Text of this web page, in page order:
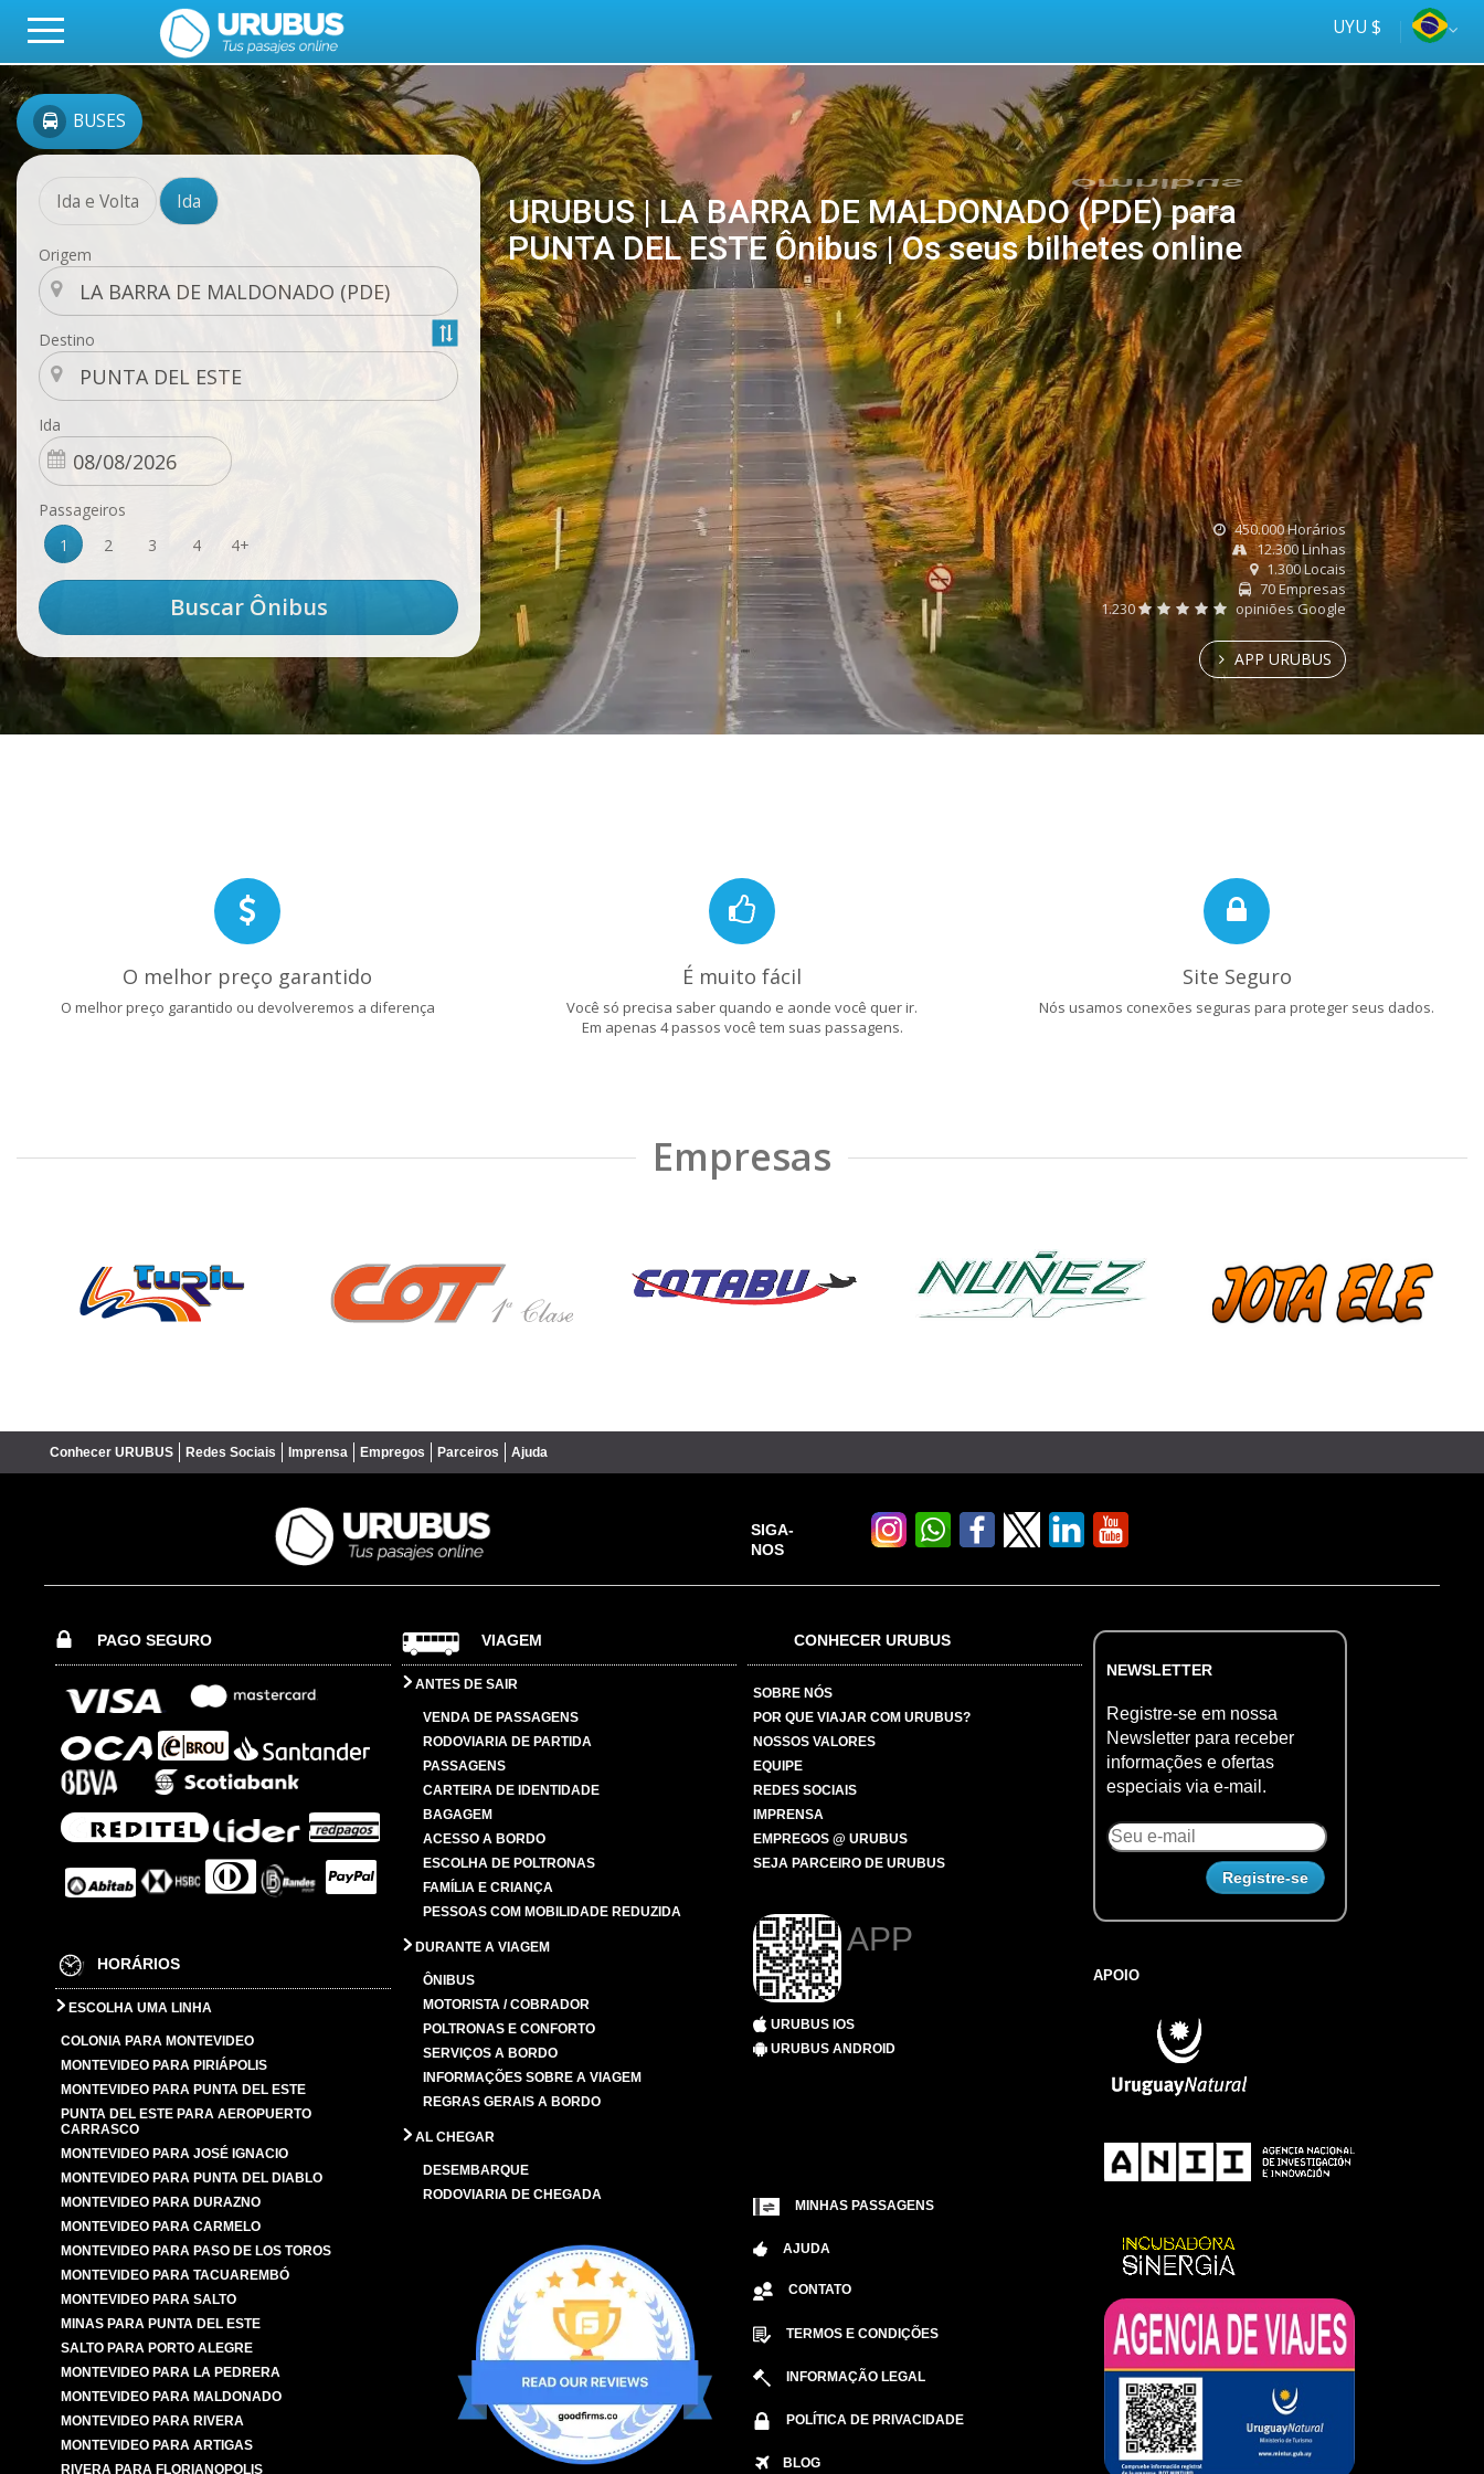
UYU $
BUSES
Ida e Volta Ida
Origem
Destino
Ida
Passageiros
1
2 3 4 4+
URUBUS | LA BARRA DE MALDONADO (PDE) para
PUNTA DEL ESTE Ônibus | Os seus bilhetes online
online
Tus
ómnibus
450.000 Horários
12.300 Linhas
1.300 Locais
70 Empresas
1.230
opiniões Google
APP URUBUS
O melhor preço garantido
O melhor preço garantido ou devolveremos a diferença
É muito fácil
Você só precisa saber quando e aonde você quer ir.
Em apenas 4 passos você tem suas passagens.
Site Seguro
Nós usamos conexões seguras para proteger seus dados.
Empresas
Conhecer URUBUS Redes Sociais Imprensa Empregos Parceiros Ajuda
SIGA-
NOS
PAGO SEGURO
HORÁRIOS
ESCOLHA UMA LINHA
COLONIA PARA MONTEVIDEO
MONTEVIDEO PARA PIRIÁPOLIS
MONTEVIDEO PARA PUNTA DEL ESTE
PUNTA DEL ESTE PARA AEROPUERTO
CARRASCO
MONTEVIDEO PARA JOSÉ IGNACIO
MONTEVIDEO PARA PUNTA DEL DIABLO
MONTEVIDEO PARA DURAZNO
MONTEVIDEO PARA CARMELO
MONTEVIDEO PARA PASO DE LOS TOROS
MONTEVIDEO PARA TACUAREMBÓ
MONTEVIDEO PARA SALTO
MINAS PARA PUNTA DEL ESTE
SALTO PARA PORTO ALEGRE
MONTEVIDEO PARA LA PEDRERA
MONTEVIDEO PARA MALDONADO
MONTEVIDEO PARA RIVERA
MONTEVIDEO PARA ARTIGAS
RIVERA PARA FLORIANOPOLIS
VIAGEM
ANTES DE SAIR
VENDA DE PASSAGENS
RODOVIARIA DE PARTIDA
PASSAGENS
CARTEIRA DE IDENTIDADE
BAGAGEM
ACESSO A BORDO
ESCOLHA DE POLTRONAS
FAMÍLIA E CRIANÇA
PESSOAS COM MOBILIDADE REDUZIDA
DURANTE A VIAGEM
ÔNIBUS
MOTORISTA / COBRADOR
POLTRONAS E CONFORTO
SERVIÇOS A BORDO
INFORMAÇÕES SOBRE A VIAGEM
REGRAS GERAIS A BORDO
AL CHEGAR
DESEMBARQUE
RODOVIARIA DE CHEGADA
CONHECER URUBUS
SOBRE NÓS
POR QUE VIAJAR COM URUBUS?
NOSSOS VALORES
EQUIPE
REDES SOCIAIS
IMPRENSA
EMPREGOS @ URUBUS
SEJA PARCEIRO DE URUBUS
APP
URUBUS IOS
URUBUS ANDROID
MINHAS PASSAGENS
AJUDA
CONTATO
TERMOS E CONDIÇÕES
INFORMAÇÃO LEGAL
POLÍTICA DE PRIVACIDADE
BLOG
NEWSLETTER
Registre-se em nossa
Newsletter para receber
informações e ofertas
especiais via e-mail.
APOIO